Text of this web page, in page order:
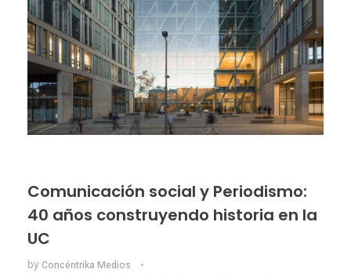
Comunicación social y Periodismo:
40 años construyendo historia en la
UC
by Concéntrika Medios